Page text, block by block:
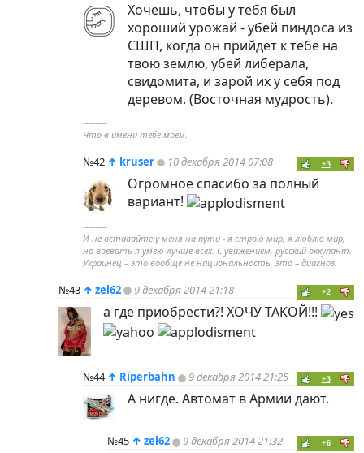
Хочешь, чтобы у тебя был
хороший урожай - убей пиндоса из
СШП, когда он прийдет к тебе на
твою землю, убей либерала,
свидомита, и зарой их у себя под
деревом. (Восточная мудрость).
----------
Что в имени тебе моем.
№42 ↑ kruser 10 декабря 2014 07:08 +3
Огромное спасибо за полный
вариант!
----------
И не вставайте у меня на пути - я строю мир, я люблю мир,
но воевать я умею лучше всех. С уважением, русский оккупант.
Украинец – это вообще не национальность, это – диагноз.
№43 ↑ zel62 9 декабря 2014 21:18 +2
а где приобрести?! ХОЧУ ТАКОЙ!!!
№44 ↑ Riperbahn 9 декабря 2014 21:25 +3
А нигде. Автомат в Армии дают.
№45 ↑ zel62 9 декабря 2014 21:32 +6